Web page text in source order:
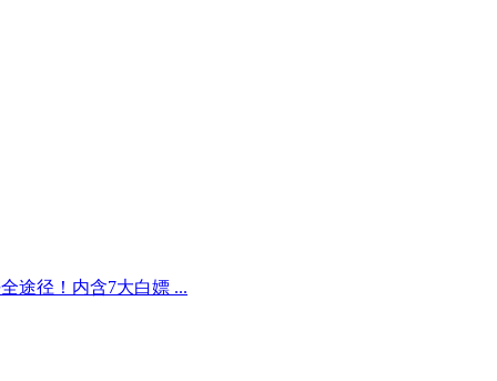
途径！内含7大白嫖 ...